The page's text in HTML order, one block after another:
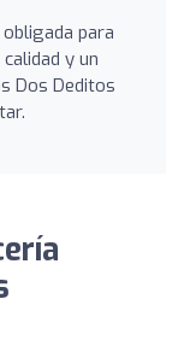
para
y un
Dos Deditos